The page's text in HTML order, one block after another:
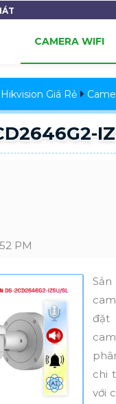
CAMERA WIFI
Giá Rẻ
PM
Sản
đặt
chi
với